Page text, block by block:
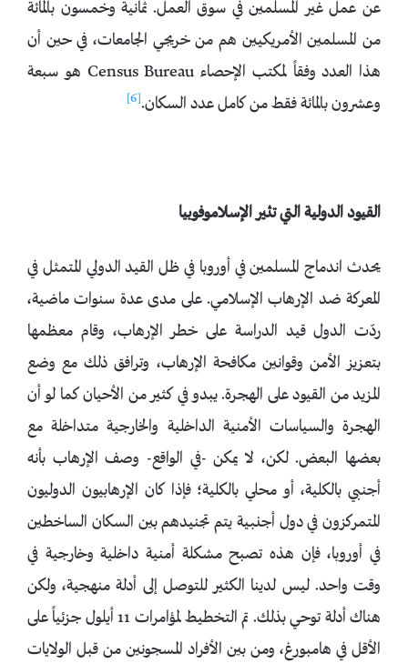
عن عمل غير المسلمين في سوق العمل. ثمانية وخمسون بالمائة
من المسلمين الأمريكيين هم من خريجي الجامعات، في حين أن
هذا العدد وفقاً لمكتب الإحصاء Census Bureau هو سبعة
وعشرون بالمائة فقط من كامل عدد السكان.[6]
القيود الدولية التي تثير الإسلاموفوبيا
يحدث اندماج المسلمين في أوروبا في ظل القيد الدولي المتمثل في
المعركة ضد الإرهاب الإسلامي. على مدى عدة سنوات ماضية،
ردّت الدول قيد الدراسة على خطر الإرهاب، وقام معظمها
بتعزيز الأمن وقوانين مكافحة الإرهاب، وترافق ذلك مع وضع
المزيد من القيود على الهجرة. يبدو في كثير من الأحيان كما لو أن
الهجرة والسياسات الأمنية الداخلية والخارجية متداخلة مع
بعضها البعض. لكن، لا يمكن -في الواقع- وصف الإرهاب بأنه
أجنبي بالكلية، أو محلي بالكلية؛ فإذا كان الإرهابيون الدوليون
المتمركزون في دول أجنبية يتم تجنيدهم بين السكان الساخطين
في أوروبا، فإن هذه تصبح مشكلة أمنية داخلية وخارجية في
وقت واحد. ليس لدينا الكثير للتوصل إلى أدلة منهجية، ولكن
هناك أدلة توحي بذلك. تم التخطيط لمؤامرات 11 أيلول جزئياً على
الأقل في هامبورغ، ومن بين الأفراد المسجونين من قبل الولايات